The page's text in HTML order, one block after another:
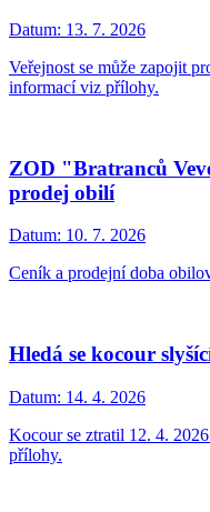
Datum: 13. 7. 2026
Veřejnost se může zapojit
informací viz přílohy.
ZOD "Bratranců
prodej obilí
Datum: 10. 7. 2026
Ceník a prodejní doba
Hledá se kocour
Datum: 14. 4. 2026
Kocour se ztratil 12. 4.
přílohy.